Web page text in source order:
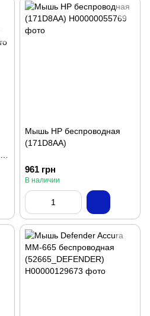
Мышь HP беспроводная
(171D8AA)
961 грн
В наличии